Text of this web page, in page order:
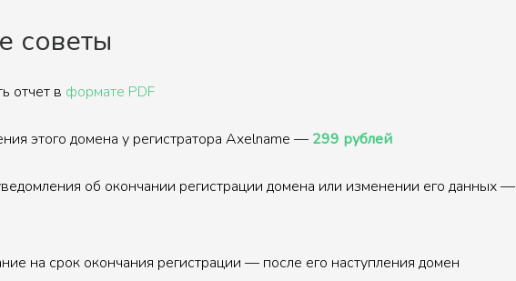
советы
отчет в формате PDF
этого домена у регистратора Axelname — 299 рублей
об окончании регистрации домена или изменении его данных —
на срок окончания регистрации — после его наступления домен